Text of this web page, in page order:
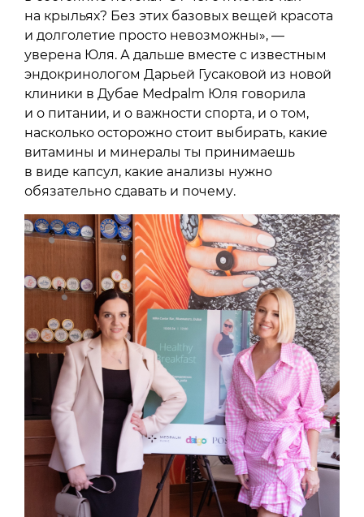
на крыльях? Без этих базовых вещей красота
и долголетие просто невозможны», —
уверена Юля. А дальше вместе с известным
эндокринологом Дарьей Гусаковой из новой
клиники в Дубае Medpalm Юля говорила
и о питании, и о важности спорта, и о том,
насколько осторожно стоит выбирать, какие
витамины и минералы ты принимаешь
в виде капсул, какие анализы нужно
обязательно сдавать и почему.